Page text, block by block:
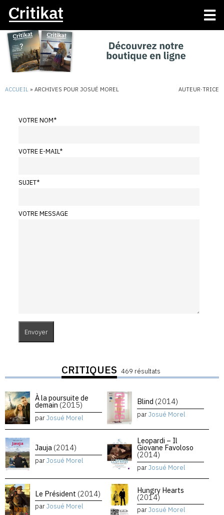
ACCUEIL » ARCHIVES POUR JOSUÉ MOREL AUTEUR·TRICE
VOTRE NOM*
VOTRE E-MAIL*
SUJET*
VOTRE MESSAGE
CRITIQUES 469 résultats
À la poursuite de
demain (2015)
parJosué Morel
Blind (2014)
parJosué Morel
Jauja (2014)
parJosué Morel
Leopardi – Il
Giovane Favoloso
(2014)
parJosué Morel
Le Président (2014)
parJosué Morel
Hungry Hearts
(2014)
parJosué Morel